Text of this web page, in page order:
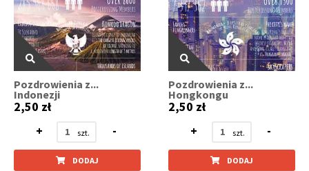
Pozdrowienia z...
Indonezji
2,50 zł
+
-
DODAJ
Pozdrowienia z...
Hongkongu
2,50 zł
+
-
DODAJ